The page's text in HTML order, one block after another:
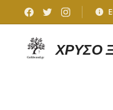
ΧΡΥΣΟ